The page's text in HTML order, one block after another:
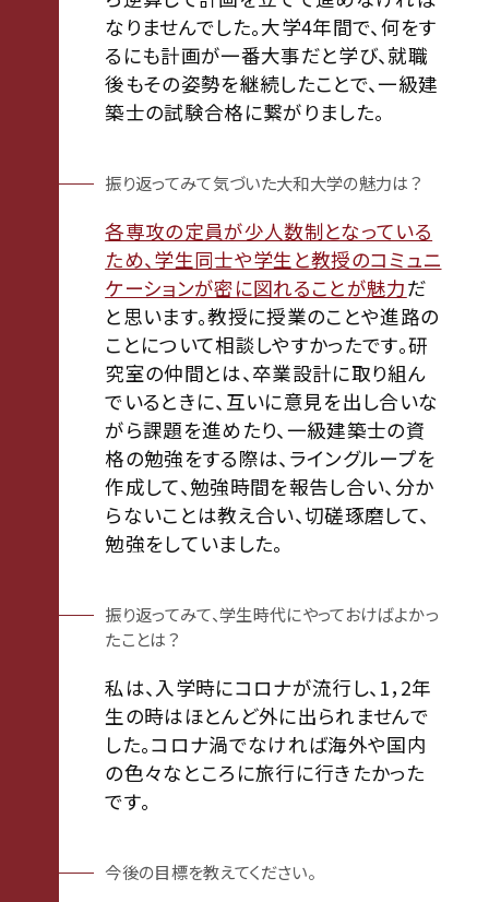
なりませんでした。大学4年間で、何をす
るにも計画が一番大事だと学び、就職
後もその姿勢を継続したことで、一級建
築士の試験合格に繋がりました。
振り返ってみて気づいた大和大学の魅力は？
各専攻の定員が少人数制となっている
ため、学生同士や学生と教授のコミュニ
ケーションが密に図れることが魅力だ
と思います。教授に授業のことや進路の
ことについて相談しやすかったです。研
究室の仲間とは、卒業設計に取り組ん
でいるときに、互いに意見を出し合いな
がら課題を進めたり、一級建築士の資
格の勉強をする際は、ライングループを
作成して、勉強時間を報告し合い、分か
らないことは教え合い、切磋琢磨して、
勉強をしていました。
振り返ってみて、学生時代にやっておけばよかっ
たことは？
私は、入学時にコロナが流行し、1，2年
生の時はほとんど外に出られませんで
した。コロナ渦でなければ海外や国内
の色々なところに旅行に行きたかった
です。
今後の目標を教えてください。